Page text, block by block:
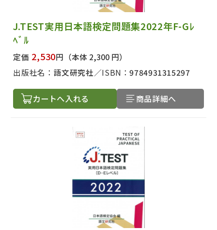
J.TEST実用日本語検定問題集2022年F-Gﾚ
ﾍﾞﾙ
定価 2,530円 （本体 2,300 円）
出版社名： 語文研究社 ISBN：9784931315297
カートへ入れる 商品詳細へ